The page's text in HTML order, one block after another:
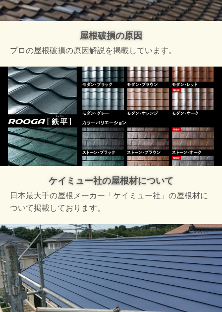
屋根破損の原因
プロの屋根破損の原因解説を掲載しています。
ケイミュー社の屋根材について
日本最大手の屋根メーカー「ケイミュー社」の屋根材に
ついて掲載しております。